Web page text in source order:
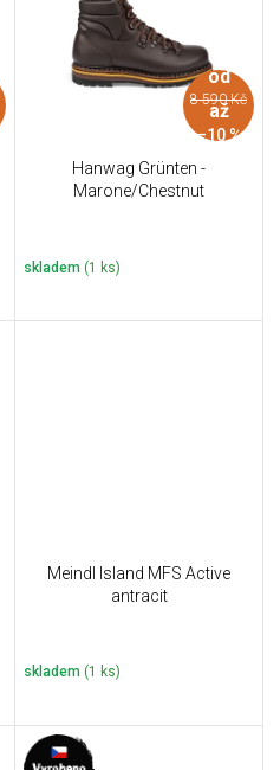
od
8 590 Kč
až
–10 %
Hanwag Grünten -
Marone/Chestnut
skladem (1 ks)
Meindl Island MFS Active
antracit
skladem (1 ks)